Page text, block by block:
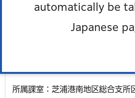
automatically be
Japanese
電話番号：03-5413-7276
所属課室：芝浦港南地区総合支所